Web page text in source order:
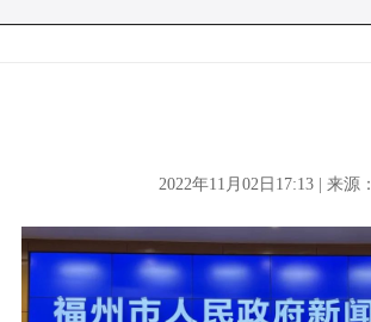
2022年11月02日17:13 | 来源：